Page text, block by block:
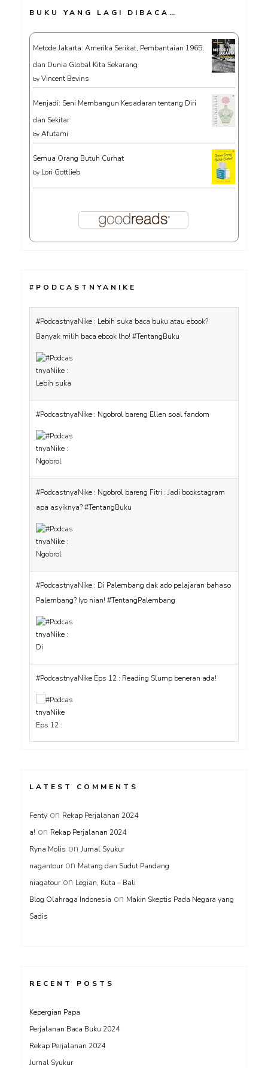
BUKU YANG LAGI DIBACA…
Metode Jakarta: Amerika Serikat, Pembantaian 1965,
dan Dunia Global Kita Sekarang
by Vincent Bevins
Menjadi: Seni Membangun Kesadaran tentang Diri
dan Sekitar
by Afutami
Semua Orang Butuh Curhat
by Lori Gottlieb
#PODCASTNYANIKE
#PodcastnyaNike : Lebih suka baca buku atau ebook?
Banyak milih baca ebook lho! #TentangBuku
#PodcastnyaNike : Ngobrol bareng Ellen soal fandom
#PodcastnyaNike : Ngobrol bareng Fitri : Jadi bookstagram
apa asyiknya? #TentangBuku
#PodcastnyaNike : Di Palembang dak ado pelajaran bahaso
Palembang? Iyo nian! #TentangPalembang
#PodcastnyaNike Eps 12 : Reading Slump beneran ada!
LATEST COMMENTS
Fenty on Rekap Perjalanan 2024
a! on Rekap Perjalanan 2024
Ryna Molis on Jurnal Syukur
nagantour on Matang dan Sudut Pandang
niagatour on Legian, Kuta – Bali
Blog Olahraga Indonesia on Makin Skeptis Pada Negara yang
Sadis
RECENT POSTS
Kepergian Papa
Perjalanan Baca Buku 2024
Rekap Perjalanan 2024
Jurnal Syukur